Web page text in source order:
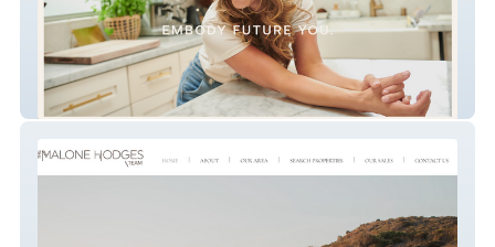
Embody Future You.